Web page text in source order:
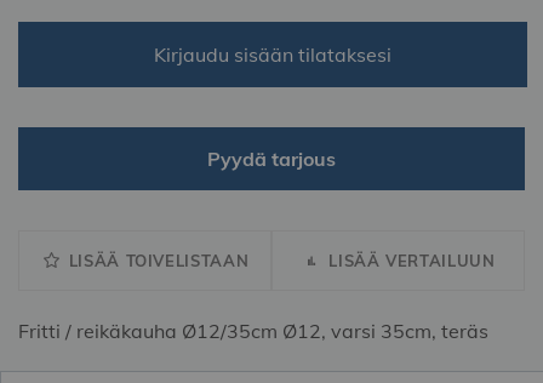
Kirjaudu sisään tilataksesi
Pyydä tarjous
LISÄÄ TOIVELISTAAN LISÄÄ VERTAILUUN
Fritti / reikäkauha Ø12/35cm Ø12, varsi 35cm, teräs